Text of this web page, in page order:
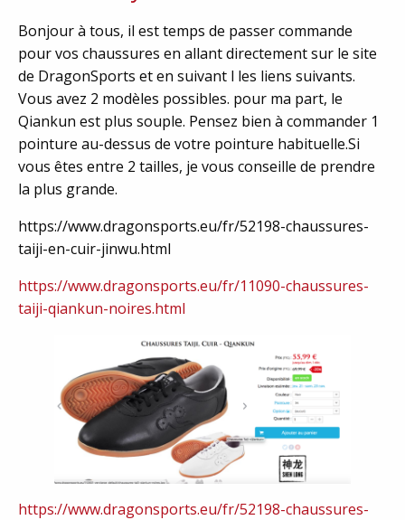
Bonjour à tous, il est temps de passer commande
pour vos chaussures en allant directement sur le site
de DragonSports et en suivant l les liens suivants.
Vous avez 2 modèles possibles. pour ma part, le
Qiankun est plus souple. Pensez bien à commander 1
pointure au-dessus de votre pointure habituelle.Si
vous êtes entre 2 tailles, je vous conseille de prendre
la plus grande.
https://www.dragonsports.eu/fr/52198-chaussures-
taiji-en-cuir-jinwu.html
https://www.dragonsports.eu/fr/11090-chaussures-
taiji-qiankun-noires.html
https://www.dragonsports.eu/fr/52198-chaussures-